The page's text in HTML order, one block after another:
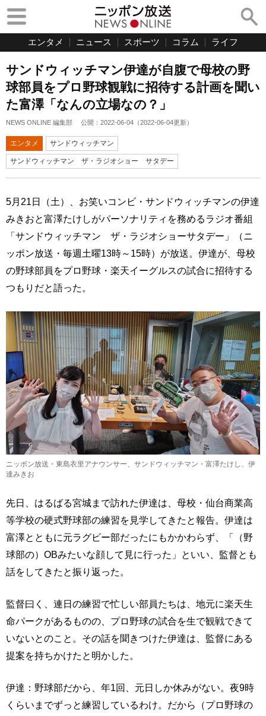
エンタメ ニュース スポーツ コラム ライフ
サンドウィッチマン伊達が自腹で母校の野
球部員をプロ野球観戦に招待する計画を聞い
た富澤「なんの立場なの？」
NEWS ONLINE 編集部 公開： 2022-06-04 （2022-06-04更新）
エンタメ サンドウィッチマン
サンドウィッチマン ザ・ラジオショー サタデー
5月21日（土）、お笑いコンビ・サンドウィッチマンの伊達
みきおと富澤たけしがパーソナリティを務めるラジオ番組
「サンドウィッチマン ザ・ラジオショーサタデー」（ニ
ッポン放送・毎週土曜13時～15時）が放送。伊達が、母校
の野球部員をプロ野球・楽天イーグルスの試合に招待する
つもりだと語った。
ニッポン放送・東島衣里アナウンサー、サンドウィッチマン・富澤たけし、伊
達みきお
先日、はるばる宮城まで訪れた伊達は、母校・仙台商業高
等学校の硬式野球部の練習を見学してきたと報告。伊達は
富澤とともに元ラグビー部だったにもかかわらず、「（野
球部の）OBみたいな顔して見に行った」といい、監督とも
話をしてきたと振り返った。
監督曰く、連日の練習で忙しい部員たちは、地元に楽天生
命パークがあるものの、プロ野球の試合を生で観戦できて
いないとのこと。その話を聞きつけた伊達は、監督にある
提案を持ちかけたと明かした。
伊達：野球部だから、年1回、元日しか休みがない。夜9時
くらいまでずっと練習しているわけ。だから（プロ野球の